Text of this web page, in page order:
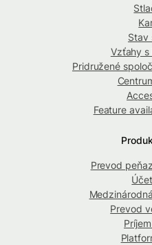
Stav
Vzťahy s
Pridružené
Feature
Prevod
Prevod